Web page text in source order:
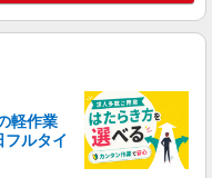
軽作業
ルタイ